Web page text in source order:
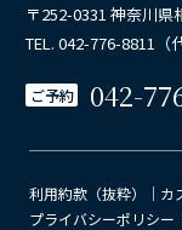
〒252-0331 神奈川
TEL. 042-776-8811（代
ご予約 042-
利用約款（抜粋） ｜ カ
プライバシーポリシー